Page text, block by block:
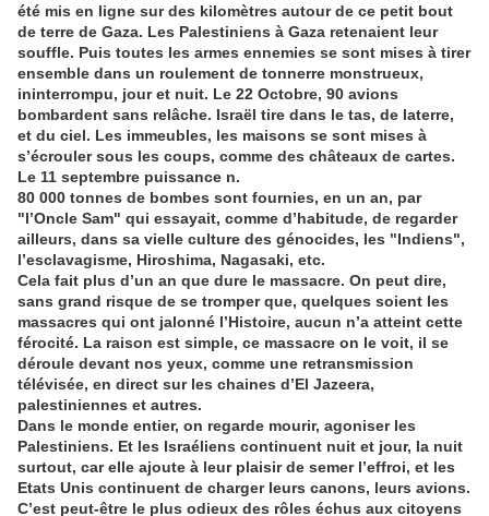
été mis en ligne sur des kilomètres autour de ce petit bout
de terre de Gaza. Les Palestiniens à Gaza retenaient leur
souffle. Puis toutes les armes ennemies se sont mises à tirer
ensemble dans un roulement de tonnerre monstrueux,
ininterrompu, jour et nuit. Le 22 Octobre, 90 avions
bombardent sans relâche. Israël tire dans le tas, de laterre,
et du ciel. Les immeubles, les maisons se sont mises à
s’écrouler sous les coups, comme des châteaux de cartes.
Le 11 septembre puissance n.
80 000 tonnes de bombes sont fournies, en un an, par
"l’Oncle Sam" qui essayait, comme d’habitude, de regarder
ailleurs, dans sa vielle culture des génocides, les "Indiens",
l’esclavagisme, Hiroshima, Nagasaki, etc.
Cela fait plus d’un an que dure le massacre. On peut dire,
sans grand risque de se tromper que, quelques soient les
massacres qui ont jalonné l’Histoire, aucun n’a atteint cette
férocité. La raison est simple, ce massacre on le voit, il se
déroule devant nos yeux, comme une retransmission
télévisée, en direct sur les chaines d’El Jazeera,
palestiniennes et autres.
Dans le monde entier, on regarde mourir, agoniser les
Palestiniens. Et les Israéliens continuent nuit et jour, la nuit
surtout, car elle ajoute à leur plaisir de semer l’effroi, et les
Etats Unis continuent de charger leurs canons, leurs avions.
C’est peut-être le plus odieux des rôles échus aux citoyens